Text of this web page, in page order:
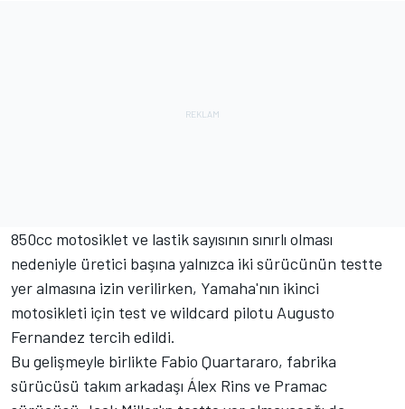
850cc motosiklet ve lastik sayısının sınırlı olması
nedeniyle üretici başına yalnızca iki sürücünün testte
yer almasına izin verilirken, Yamaha'nın ikinci
motosikleti için test ve wildcard pilotu Augusto
Fernandez tercih edildi.
Bu gelişmeyle birlikte Fabio Quartararo, fabrika
sürücüsü takım arkadaşı Álex Rins ve Pramac